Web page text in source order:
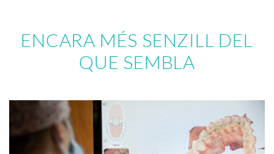
ENCARA MÉS SENZILL DEL
QUE SEMBLA